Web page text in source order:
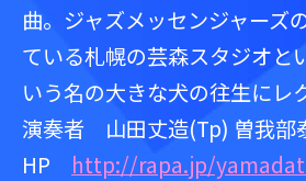
曲。ジャズメッセンジャー
ている札幌の芸森スタジオと
いう名の大きな犬の往生にレ
演奏者 山田丈造(Tp) 曽我部
HP http://rapa.jp/